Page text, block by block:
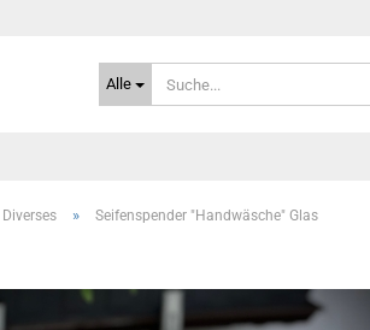
Alle
Diverses » Seifenspender "Handwäsche" Glas